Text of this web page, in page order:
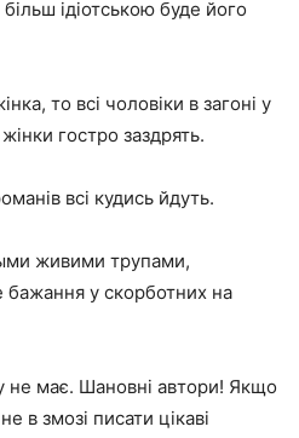
ідіотською буде його
то всі чоловіки в загоні у
гостро заздрять.
всі кудись йдуть.
живими трупами,
у скорботних на
не має. Шановні автори! Якщо
в змозі писати цікаві